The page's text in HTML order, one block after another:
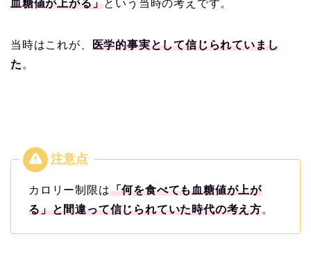
血糖値が上がる」という当時の考えです。
当時はこれが、 医学的事実として信じられていまし
た。
カロリー制限は「何を食べても血糖値が上が
る」と間違って信じられていた時代の考え方。